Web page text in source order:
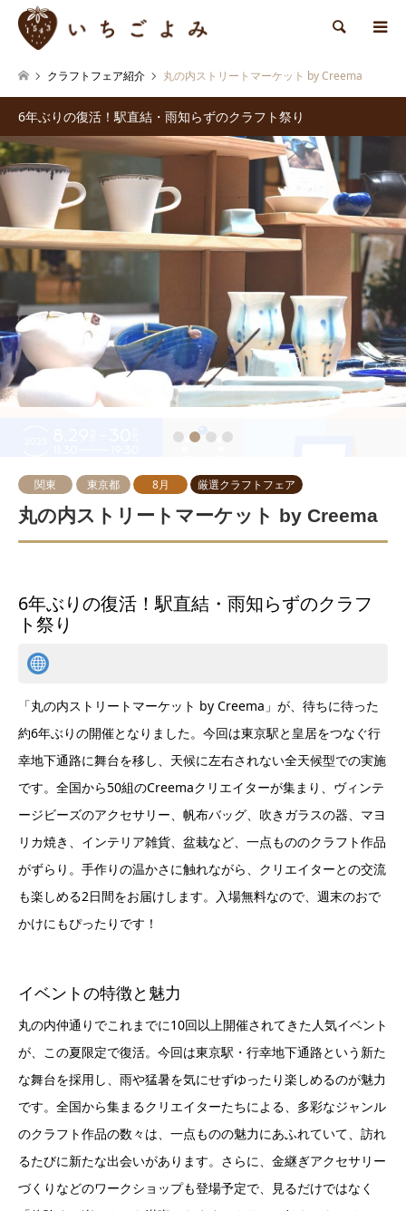
検索
クラフトフェア紹介 丸の内ストリートマーケット by Creema
6年ぶりの復活！駅直結・雨知らずのクラフト祭り
2
厳選クラフトフェア
「丸の内ストリートマーケット by Creema」が、待ちに待った
幸地下通路に舞台を移し、天候に左右されない全天候型での実施
です。全国から50組のCreemaクリエイターが集まり、ヴィンテ
ージビーズのアクセサリー、帆布バッグ、吹きガラスの器、マヨ
リカ焼き、インテリア雑貨、盆栽など、一点もののクラフト作品
がずらり。手作りの温かさに触れながら、クリエイターとの交流
も楽しめる2日間をお届けします。入場無料なので、週末のおで
かけにもぴったりです！
が、この夏限定で復活。今回は東京駅・行幸地下通路という新た
な舞台を採用し、雨や猛暑を気にせずゆったり楽しめるのが魅力
です。全国から集まるクリエイターたちによる、多彩なジャンル
のクラフト作品の数々は、一点ものの魅力にあふれていて、訪れ
るたびに新たな出会いがあります。さらに、金継ぎアクセサリー
づくりなどのワークショップも登場予定で、見るだけではなく
「体験する楽しさ」も満喫できます。クラフト好きはもちろん、
ものづくり初心者にもふんわり心に響くイベントです。